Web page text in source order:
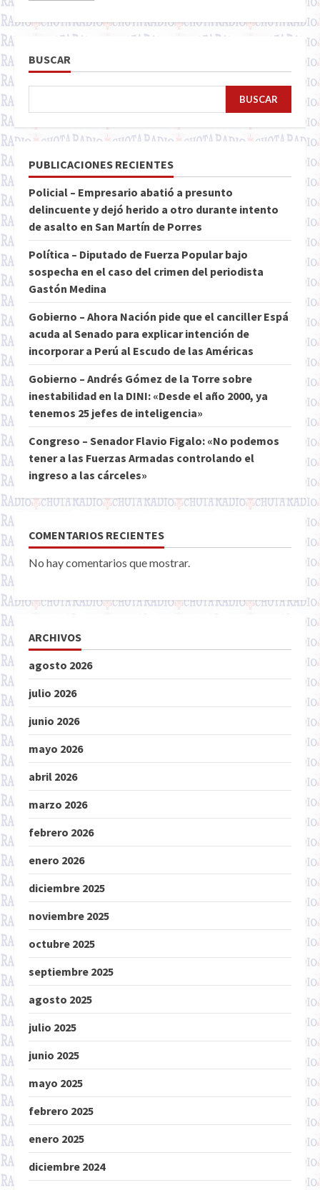
BUSCAR
BUSCAR
PUBLICACIONES RECIENTES
Policial – Empresario abatió a presunto
delincuente y dejó herido a otro durante intento
de asalto en San Martín de Porres
Política – Diputado de Fuerza Popular bajo
sospecha en el caso del crimen del periodista
Gastón Medina
Gobierno – Ahora Nación pide que el canciller Espá
acuda al Senado para explicar intención de
incorporar a Perú al Escudo de las Américas
Gobierno – Andrés Gómez de la Torre sobre
inestabilidad en la DINI: «Desde el año 2000, ya
tenemos 25 jefes de inteligencia»
Congreso – Senador Flavio Figalo: «No podemos
tener a las Fuerzas Armadas controlando el
ingreso a las cárceles»
COMENTARIOS RECIENTES
No hay comentarios que mostrar.
ARCHIVOS
agosto 2026
julio 2026
junio 2026
mayo 2026
abril 2026
marzo 2026
febrero 2026
enero 2026
diciembre 2025
noviembre 2025
octubre 2025
septiembre 2025
agosto 2025
julio 2025
junio 2025
mayo 2025
febrero 2025
enero 2025
diciembre 2024